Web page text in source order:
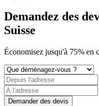
Demandez des
Suisse
Économisez jusqu'à 75% en
Demander des devis